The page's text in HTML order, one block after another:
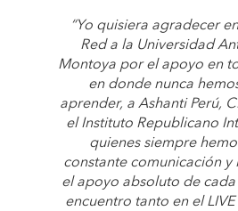
“Yo quisiera agradecer
Red a la Universidad
Montoya por el apoyo en
en donde nunca
aprender, a Ashanti Perú,
el Instituto Republicano
quienes siempre
constante comunicación y
el apoyo absoluto de
encuentro tanto en el